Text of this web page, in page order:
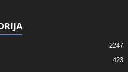
2247
423